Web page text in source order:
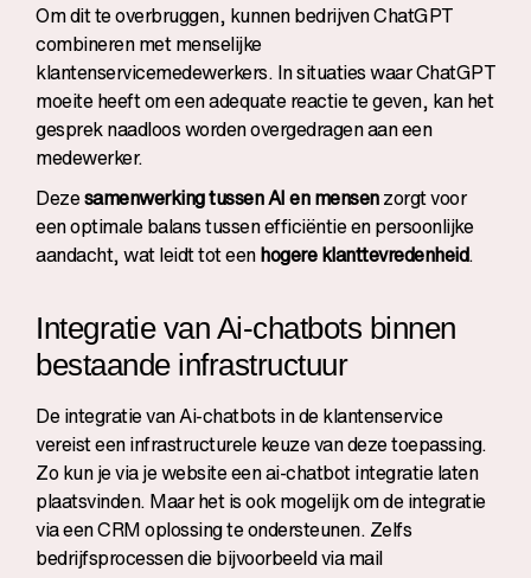
Om dit te overbruggen, kunnen bedrijven ChatGPT
combineren met menselijke
klantenservicemedewerkers. In situaties waar ChatGPT
moeite heeft om een adequate reactie te geven, kan het
gesprek naadloos worden overgedragen aan een
medewerker.
Dezesamenwerking tussen AI en mensenzorgt voor
een optimale balans tussen efficiëntie en persoonlijke
aandacht, wat leidt tot eenhogere klanttevredenheid.
Integratie van Ai-chatbots binnen
bestaande infrastructuur
De integratie van Ai-chatbots in de klantenservice
vereist een infrastructurele keuze van deze toepassing.
Zo kun je via je website een ai-chatbot integratie laten
plaatsvinden. Maar het is ook mogelijk om de integratie
via een CRM oplossing te ondersteunen. Zelfs
bedrijfsprocessen die bijvoorbeeld via mail